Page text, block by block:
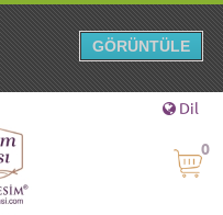
Dil
0
GÖRÜNTÜLE